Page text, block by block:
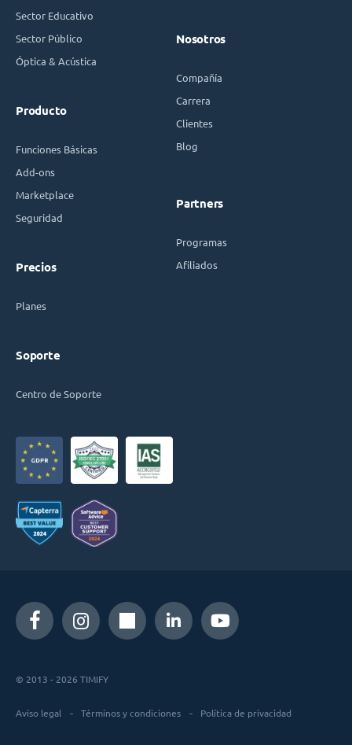
Sector Educativo
Sector Público
Óptica & Acústica
Producto
Funciones Básicas
Add-ons
Marketplace
Seguridad
Precios
Planes
Soporte
Centro de Soporte
Nosotros
Compañía
Carrera
Clientes
Blog
Partners
Programas
Afiliados
© 2013 - 2026 TIMIFY
Aviso legal Términos y condiciones Política de privacidad